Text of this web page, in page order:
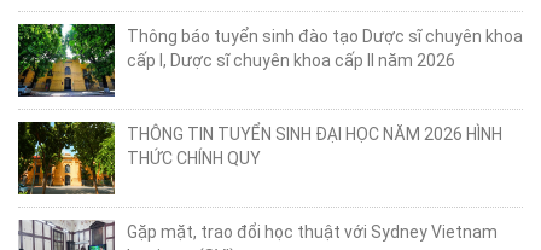
Tin
tức
Giới
thiệu
Thông báo tuyển sinh đào tạo Dược sĩ chuyên khoa
cấp I, Dược sĩ chuyên khoa cấp II năm 2026
THÔNG TIN TUYỂN SINH ĐẠI HỌC NĂM 2026 HÌNH
THỨC CHÍNH QUY
Gặp mặt, trao đổi học thuật với Sydney Vietnam